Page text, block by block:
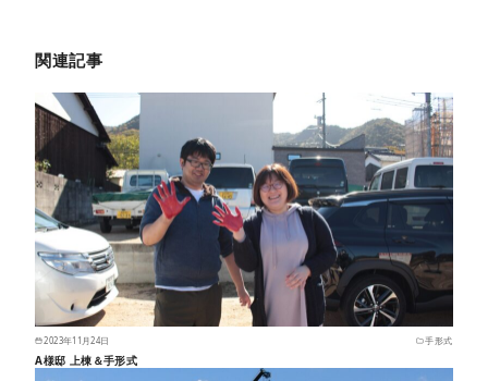
関連記事
2023年11月24日 手形式
A様邸 上棟＆手形式